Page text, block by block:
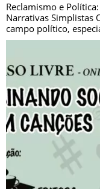
Reclamismo e
Narrativas Simplistas
campo político,